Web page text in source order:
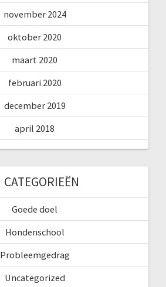
november 2024
oktober 2020
maart 2020
februari 2020
december 2019
april 2018
CATEGORIEËN
Goede doel
Hondenschool
Probleemgedrag
Uncategorized